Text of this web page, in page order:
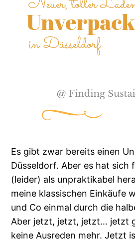
Es gibt zwar bereits einen
Düsseldorf. Aber es hat sich
(leider) als unpraktikabel
meine klassischen Einkäufe
und Co einmal durch die
Aber jetzt, jetzt, jetzt… jetzt
keine Ausreden mehr. Jetzt